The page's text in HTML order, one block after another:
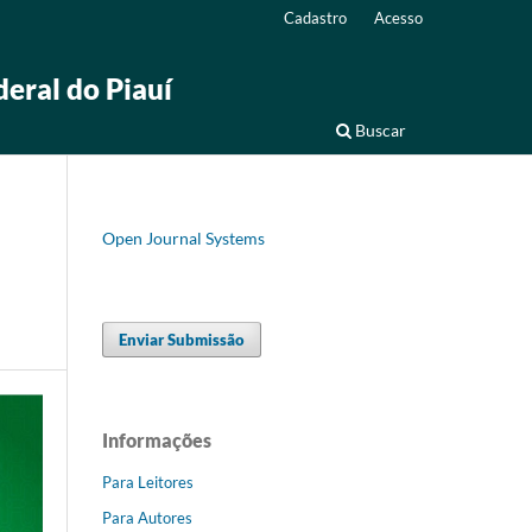
do Piauí
Buscar
Cadastro Acesso
Open Journal Systems
Enviar Submissão
Informações
Para Leitores
Para Autores